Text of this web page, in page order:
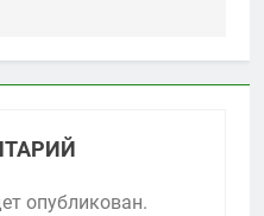
опубликован.